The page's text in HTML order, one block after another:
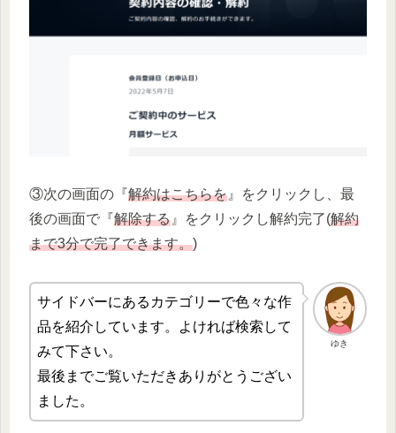
③次の画面の『解約はこちらを 』をクリックし、最
後の画面で『解除する 』をクリックし解約完了(解約
まで3分で完了できます。)
ゆき
サイドバーにあるカテゴリーで色々な作
品を紹介しています。よければ検索して
みて下さい。
最後までご覧いただきありがとうござい
ました。